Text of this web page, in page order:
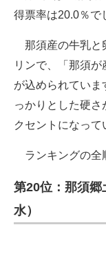
得票率は20.0％で
那須産の牛乳と
リンで、「那須
が込められていま
っかりとした硬
クセントになって
ランキングの全
第20位：那須
水）